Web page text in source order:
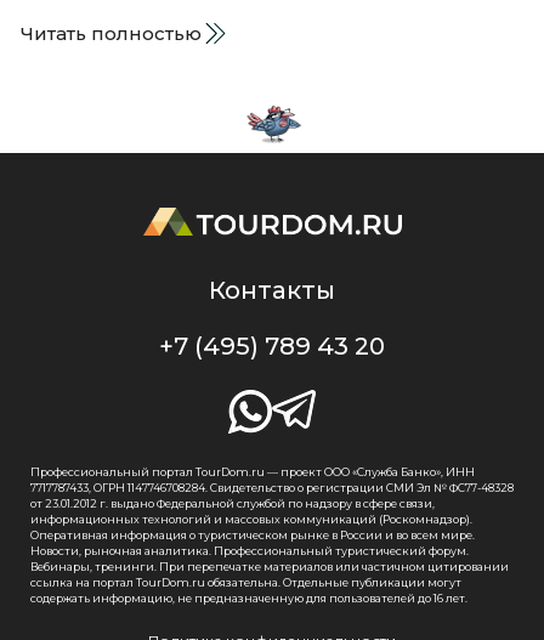
Читать полностью
Контакты
+7 (495) 789 43 20
Профессиональный портал TourDom.ru — проект ООО «Служба Банко», ИНН
7717787433, ОГРН 1147746708284. Свидетельство о регистрации СМИ Эл № ФС77-48328
от 23.01.2012 г. выдано Федеральной службой по надзору в сфере связи,
информационных технологий и массовых коммуникаций (Роскомнадзор).
Оперативная информация о туристическом рынке в России и во всем мире.
Новости, рыночная аналитика. Профессиональный туристический форум.
Вебинары, тренинги. При перепечатке материалов или частичном цитировании
ссылка на портал TourDom.ru обязательна. Отдельные публикации могут
содержать информацию, не предназначенную для пользователей до 16 лет.